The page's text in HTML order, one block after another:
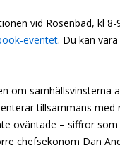
vid Rosenbad, kl
eventet. Du kan
om samhällsvinsterna
tillsammans med
oväntade – siffror
chefsekonom Dan